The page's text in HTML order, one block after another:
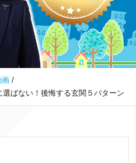
画 /
選ばない！後悔する玄関５パターン